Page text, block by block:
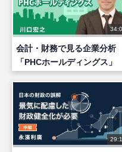
会計・財務で見る企業分析
「PHCホールディングス」